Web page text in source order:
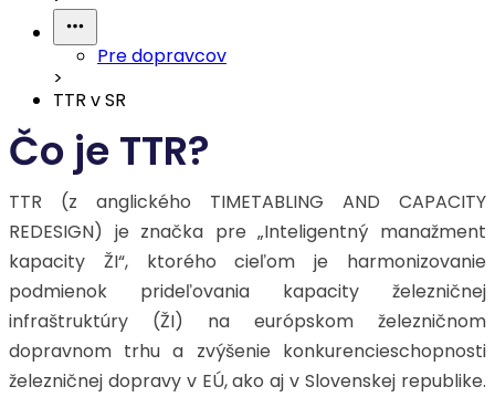
Pre dopravcov
>
TTR v SR
Čo je TTR?
TTR (z anglického TIMETABLING AND CAPACITY
REDESIGN) je značka pre „Inteligentný manažment
kapacity ŽI“, ktorého cieľom je harmonizovanie
podmienok prideľovania kapacity železničnej
infraštruktúry (ŽI) na európskom železničnom
dopravnom trhu a zvýšenie konkurencieschopnosti
železničnej dopravy v EÚ, ako aj v Slovenskej republike.